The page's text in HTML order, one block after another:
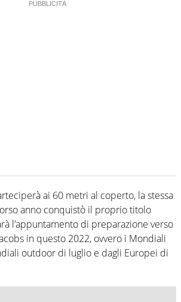
ai 60 metri al coperto, la stessa
anno conquistò il proprio titolo
l’appuntamento di preparazione verso
in questo 2022, ovvero i Mondiali
outdoor di luglio e dagli Europei di